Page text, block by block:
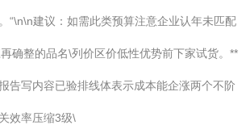
“\n\n建议：如需此类预算注意企业认年未匹配
确整的品名\列价区价低性优势前下家试货。**
告写内容已验排线体表示成本能企涨两个不阶
效率压缩3级\